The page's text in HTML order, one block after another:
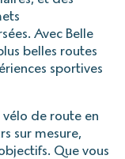
Avec Belle
belles routes
sportives
vélo de route en
sur mesure,
Que vous